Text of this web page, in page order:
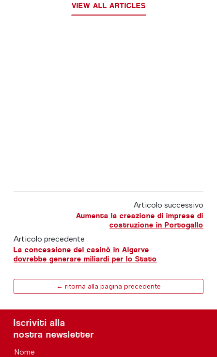
VIEW ALL ARTICLES
Articolo successivo
Aumenta la creazione di imprese di
costruzione in Portogallo
Articolo precedente
La concessione del casinò in Algarve
dovrebbe generare miliardi per lo Stato
← ritorna alla pagina precedente
Iscriviti alla
nostra newsletter
Nome